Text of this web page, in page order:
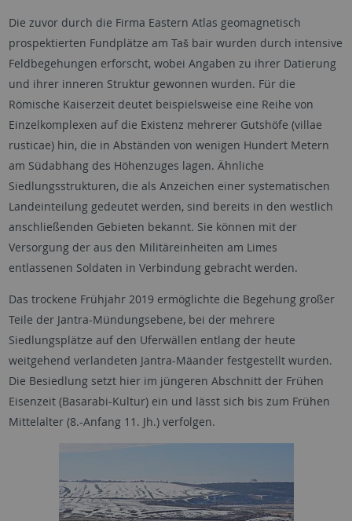
Die zuvor durch die Firma Eastern Atlas geomagnetisch
prospektierten Fundplätze am Taš bair wurden durch intensive
Feldbegehungen erforscht, wobei Angaben zu ihrer Datierung
und ihrer inneren Struktur gewonnen wurden. Für die
Römische Kaiserzeit deutet beispielsweise eine Reihe von
Einzelkomplexen auf die Existenz mehrerer Gutshöfe (villae
rusticae) hin, die in Abständen von wenigen Hundert Metern
am Südabhang des Höhenzuges lagen. Ähnliche
Siedlungsstrukturen, die als Anzeichen einer systematischen
Landeinteilung gedeutet werden, sind bereits in den westlich
anschließenden Gebieten bekannt. Sie können mit der
Versorgung der aus den Militäreinheiten am Limes
entlassenen Soldaten in Verbindung gebracht werden.
Das trockene Frühjahr 2019 ermöglichte die Begehung großer
Teile der Jantra-Mündungsebene, bei der mehrere
Siedlungsplätze auf den Uferwällen entlang der heute
weitgehend verlandeten Jantra-Mäander festgestellt wurden.
Die Besiedlung setzt hier im jüngeren Abschnitt der Frühen
Eisenzeit (Basarabi-Kultur) ein und lässt sich bis zum Frühen
Mittelalter (8.-Anfang 11. Jh.) verfolgen.